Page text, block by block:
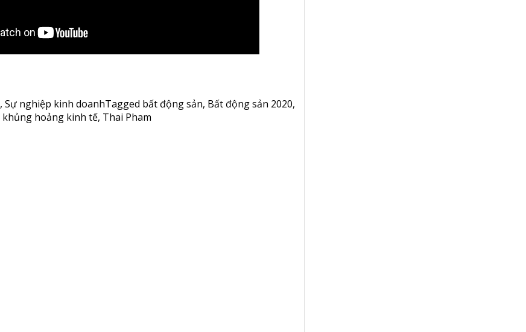
, Sự nghiệp kinh doanhTagged bất động sản, Bất động sản 2020,
khủng hoảng kinh tế, Thai Pham